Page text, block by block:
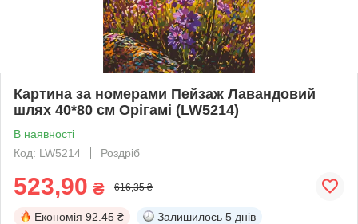
Картина за номерами Пейзаж Лавандовий
шлях 40*80 см Орігамі (LW5214)
В наявності
Код: LW5214
Роздріб
523,90 ₴ 616,35 ₴
Економія 92.45 ₴ Залишилось 5 днів